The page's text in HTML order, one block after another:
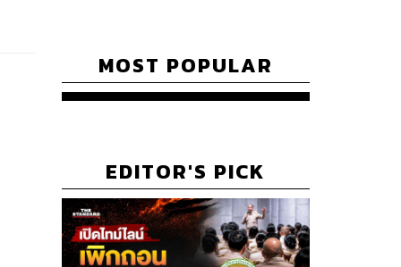
MOST POPULAR
EDITOR'S PICK